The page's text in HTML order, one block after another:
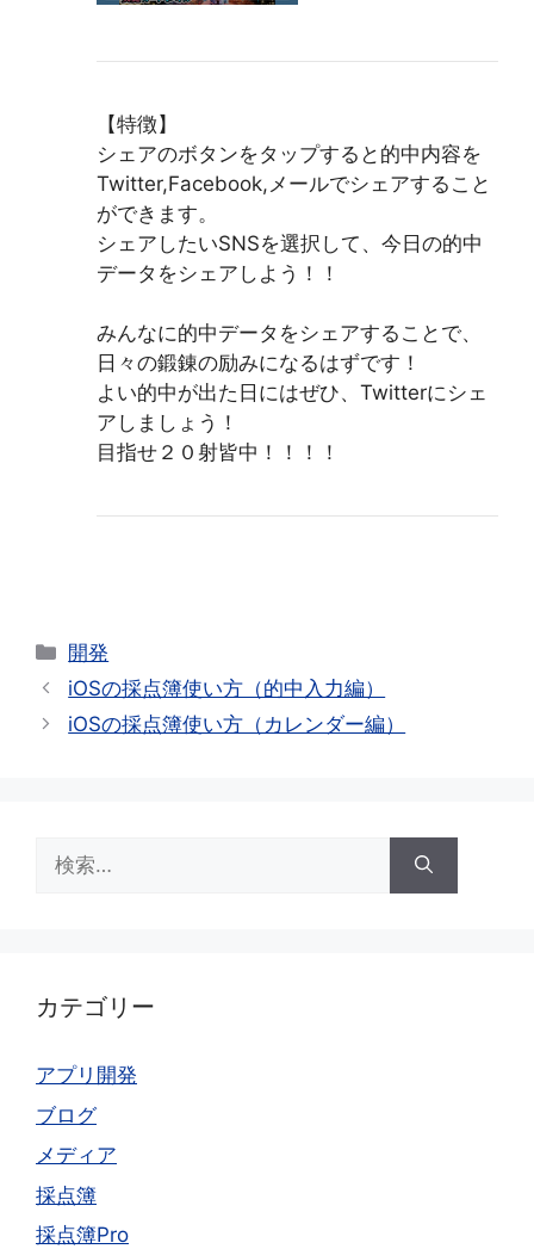
【特徴】
シェアのボタンをタップすると的中内容を
Twitter,Facebook,メールでシェアすること
ができます。
シェアしたいSNSを選択して、今日の的中
データをシェアしよう！！
みんなに的中データをシェアすることで、
日々の鍛錬の励みになるはずです！
よい的中が出た日にはぜひ、Twitterにシェ
アしましょう！
目指せ２０射皆中！！！！
カ
テ
リ
開発
iOSの採点簿使い方（的中入力編）
iOSの採点簿使い方（カレンダー編）
索:
カテゴリー
アプリ開発
ブログ
メディア
採点簿
採点簿Pro